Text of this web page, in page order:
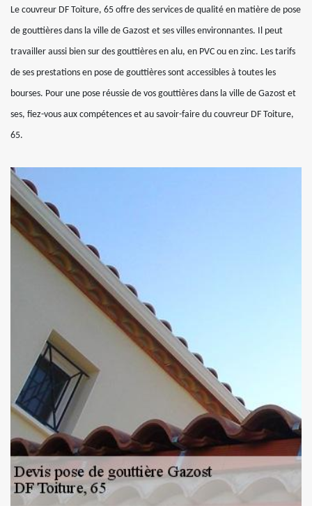
Le couvreur DF Toiture, 65 offre des services de qualité en matière de pose
de gouttières dans la ville de Gazost et ses villes environnantes. Il peut
travailler aussi bien sur des gouttières en alu, en PVC ou en zinc. Les tarifs
de ses prestations en pose de gouttières sont accessibles à toutes les
bourses. Pour une pose réussie de vos gouttières dans la ville de Gazost et
ses, fiez-vous aux compétences et au savoir-faire du couvreur DF Toiture,
65.